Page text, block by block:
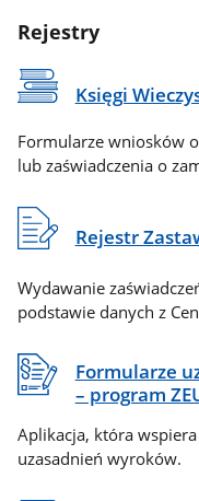
Rejestry
Księgi
Formularze wniosków
lub zaświadczenia o
Rejestr
Wydawanie
podstawie danych z
Formularze
– program
Aplikacja, która
uzasadnień wyroków.